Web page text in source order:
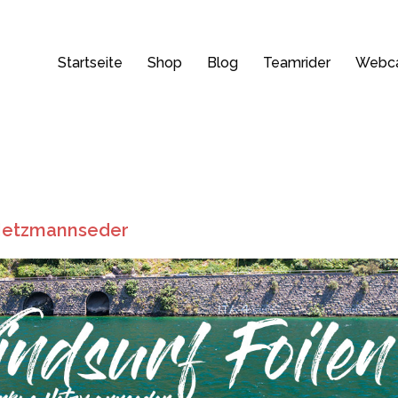
Startseite Shop Blog Teamrider